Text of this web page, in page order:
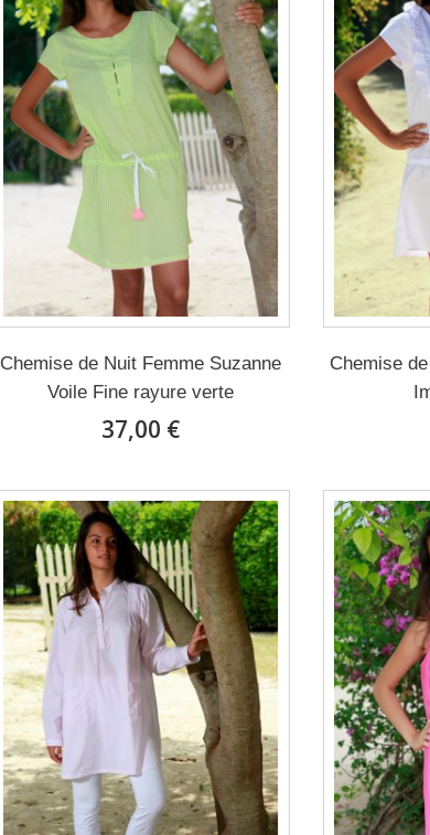
Chemise de Nuit Femme Suzanne
Voile Fine rayure verte
37,00 €
Chemise